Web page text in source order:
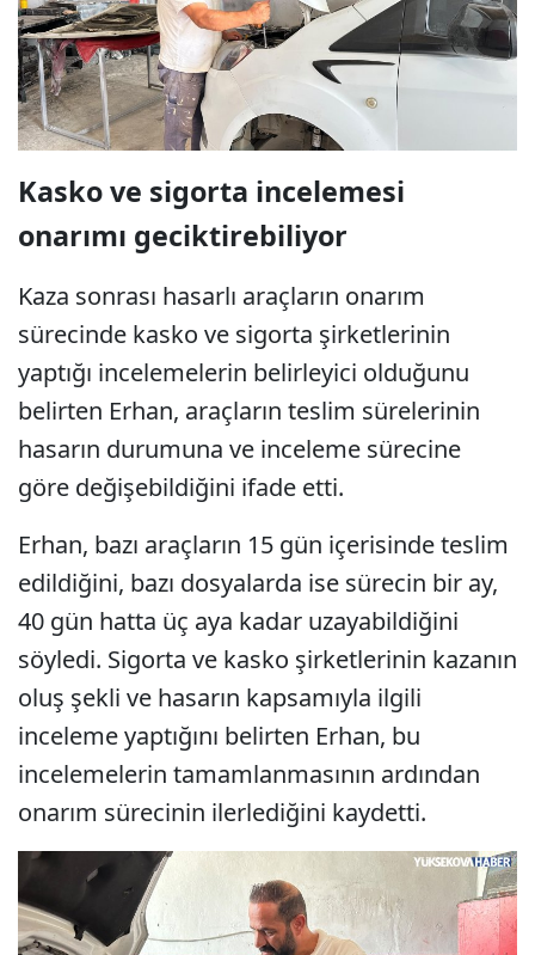
Kasko ve sigorta incelemesi
onarımı geciktirebiliyor
Kaza sonrası hasarlı araçların onarım
sürecinde kasko ve sigorta şirketlerinin
yaptığı incelemelerin belirleyici olduğunu
belirten Erhan, araçların teslim sürelerinin
hasarın durumuna ve inceleme sürecine
göre değişebildiğini ifade etti.
Erhan, bazı araçların 15 gün içerisinde teslim
edildiğini, bazı dosyalarda ise sürecin bir ay,
40 gün hatta üç aya kadar uzayabildiğini
söyledi. Sigorta ve kasko şirketlerinin kazanın
oluş şekli ve hasarın kapsamıyla ilgili
inceleme yaptığını belirten Erhan, bu
incelemelerin tamamlanmasının ardından
onarım sürecinin ilerlediğini kaydetti.